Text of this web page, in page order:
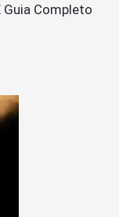
Guia Completo